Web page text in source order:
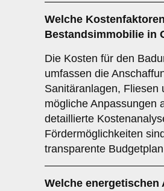
Welche
Bestandsimmobilie in
Die Kosten für den
umfassen die
Sanitäranlagen, Fliesen
mögliche Anpassungen
detaillierte
Fördermöglichkeiten
transparente
Welche energetischen